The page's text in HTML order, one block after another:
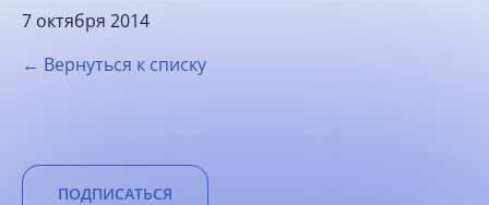
7 октября 2014
← Вернуться к списку
ПОДПИСАТЬСЯ